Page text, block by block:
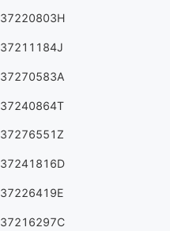
37220803H
37211184J
37270583A
37240864T
37276551Z
37241816D
37226419E
37216297C